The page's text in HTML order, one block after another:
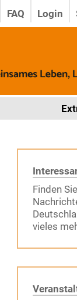
Login
FAQ
Finden
vieles